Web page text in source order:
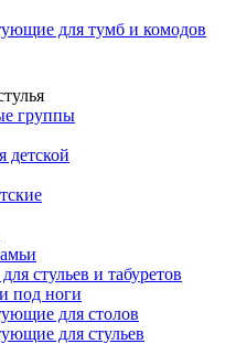
для тумб и комодов
группы
детской
стульев и табуретов
под ноги
для столов
для стульев